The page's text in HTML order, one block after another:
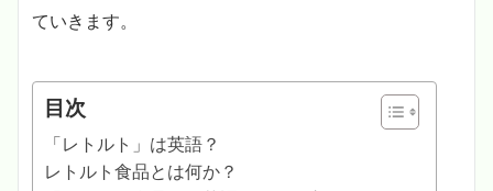
ていきます。
目次
「レトルト」は英語？
レトルト食品とは何か？